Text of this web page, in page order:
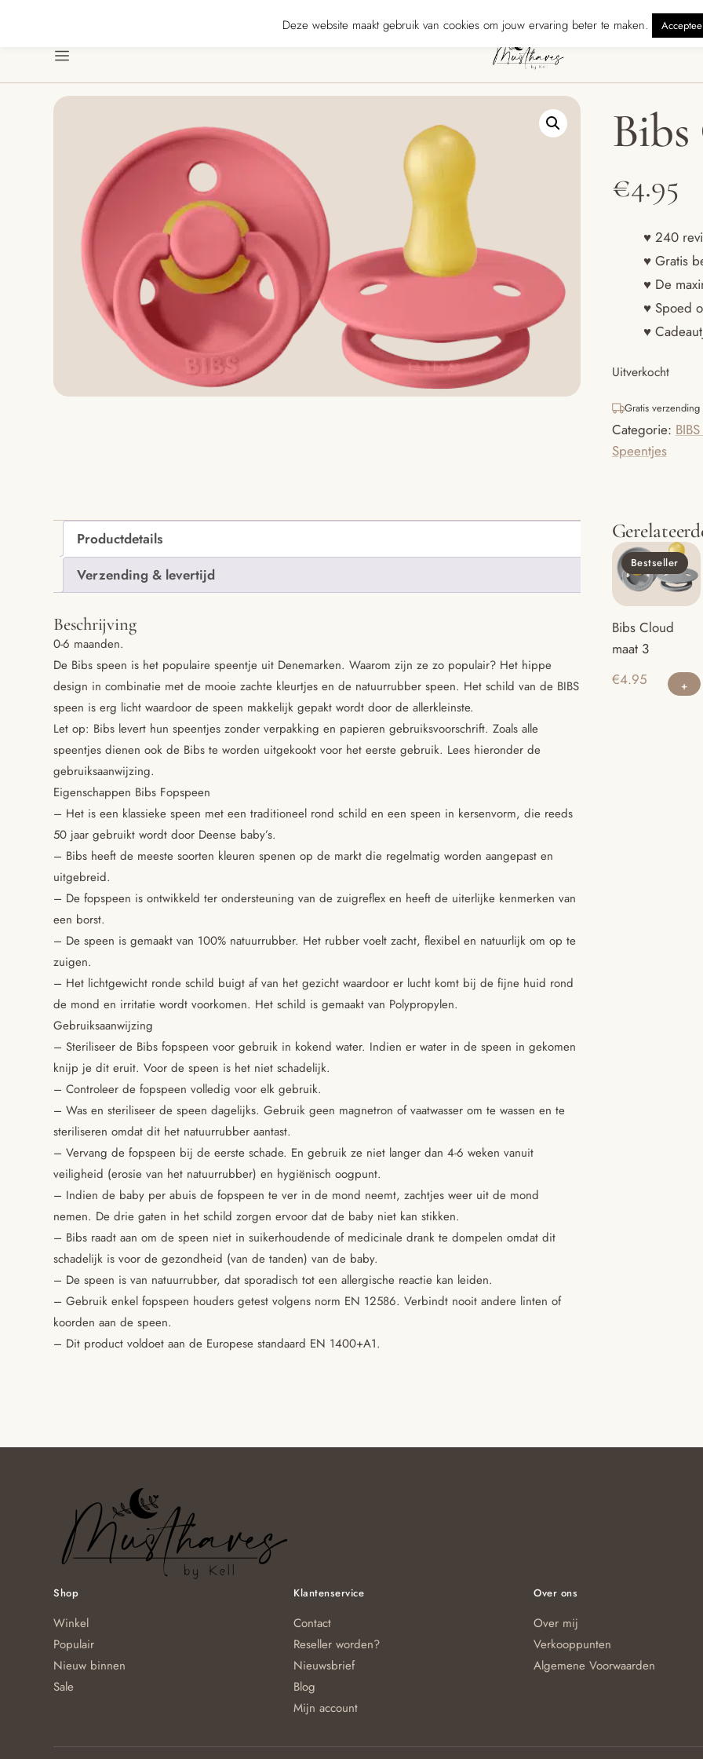
240 reviewers geven ons ★★★★★ ·
Menu
Bibs
€4.95
♥ 240
♥ Gratis
♥ De
♥ Spoed
♥
Uitverkocht
Gratis
Categorie:
Speentjes
Productdetails
Verzending & levertijd
Beschrijving
0-6 maanden.
De Bibs speen is het populaire speentje uit Denemarken. Waarom zijn ze zo populair? Het hippe
design in combinatie met de mooie zachte kleurtjes en de natuurrubber speen. Het schild van de BIBS
speen is erg licht waardoor de speen makkelijk gepakt wordt door de allerkleinste.
Let op: Bibs levert hun speentjes zonder verpakking en papieren gebruiksvoorschrift. Zoals alle
speentjes dienen ook de Bibs te worden uitgekookt voor het eerste gebruik. Lees hieronder de
gebruiksaanwijzing.
Eigenschappen Bibs Fopspeen
– Het is een klassieke speen met een traditioneel rond schild en een speen in kersenvorm, die reeds
50 jaar gebruikt wordt door Deense baby’s.
– Bibs heeft de meeste soorten kleuren spenen op de markt die regelmatig worden aangepast en
uitgebreid.
– De fopspeen is ontwikkeld ter ondersteuning van de zuigreflex en heeft de uiterlijke kenmerken van
een borst.
– De speen is gemaakt van 100% natuurrubber. Het rubber voelt zacht, flexibel en natuurlijk om op te
zuigen.
– Het lichtgewicht ronde schild buigt af van het gezicht waardoor er lucht komt bij de fijne huid rond
de mond en irritatie wordt voorkomen. Het schild is gemaakt van Polypropylen.
Gebruiksaanwijzing
– Steriliseer de Bibs fopspeen voor gebruik in kokend water. Indien er water in de speen in gekomen
knijp je dit eruit. Voor de speen is het niet schadelijk.
– Controleer de fopspeen volledig voor elk gebruik.
– Was en steriliseer de speen dagelijks. Gebruik geen magnetron of vaatwasser om te wassen en te
steriliseren omdat dit het natuurrubber aantast.
– Vervang de fopspeen bij de eerste schade. En gebruik ze niet langer dan 4-6 weken vanuit
veiligheid (erosie van het natuurrubber) en hygiënisch oogpunt.
– Indien de baby per abuis de fopspeen te ver in de mond neemt, zachtjes weer uit de mond
nemen. De drie gaten in het schild zorgen ervoor dat de baby niet kan stikken.
– Bibs raadt aan om de speen niet in suikerhoudende of medicinale drank te dompelen omdat dit
schadelijk is voor de gezondheid (van de tanden) van de baby.
– De speen is van natuurrubber, dat sporadisch tot een allergische reactie kan leiden.
– Gebruik enkel fopspeen houders getest volgens norm EN 12586. Verbindt nooit andere linten of
koorden aan de speen.
– Dit product voldoet aan de Europese standaard EN 1400+A1.
Bestseller
Bibs Cloud
maat 3
€4.95
Shop
Winkel
Populair
Nieuw binnen
Sale
Klantenservice
Contact
Reseller worden?
Nieuwsbrief
Blog
Mijn account
Over ons
Over mij
Verkooppunten
Algemene Voorwaarden
Deze website maakt gebruik van cookies om jouw ervaring beter te maken.